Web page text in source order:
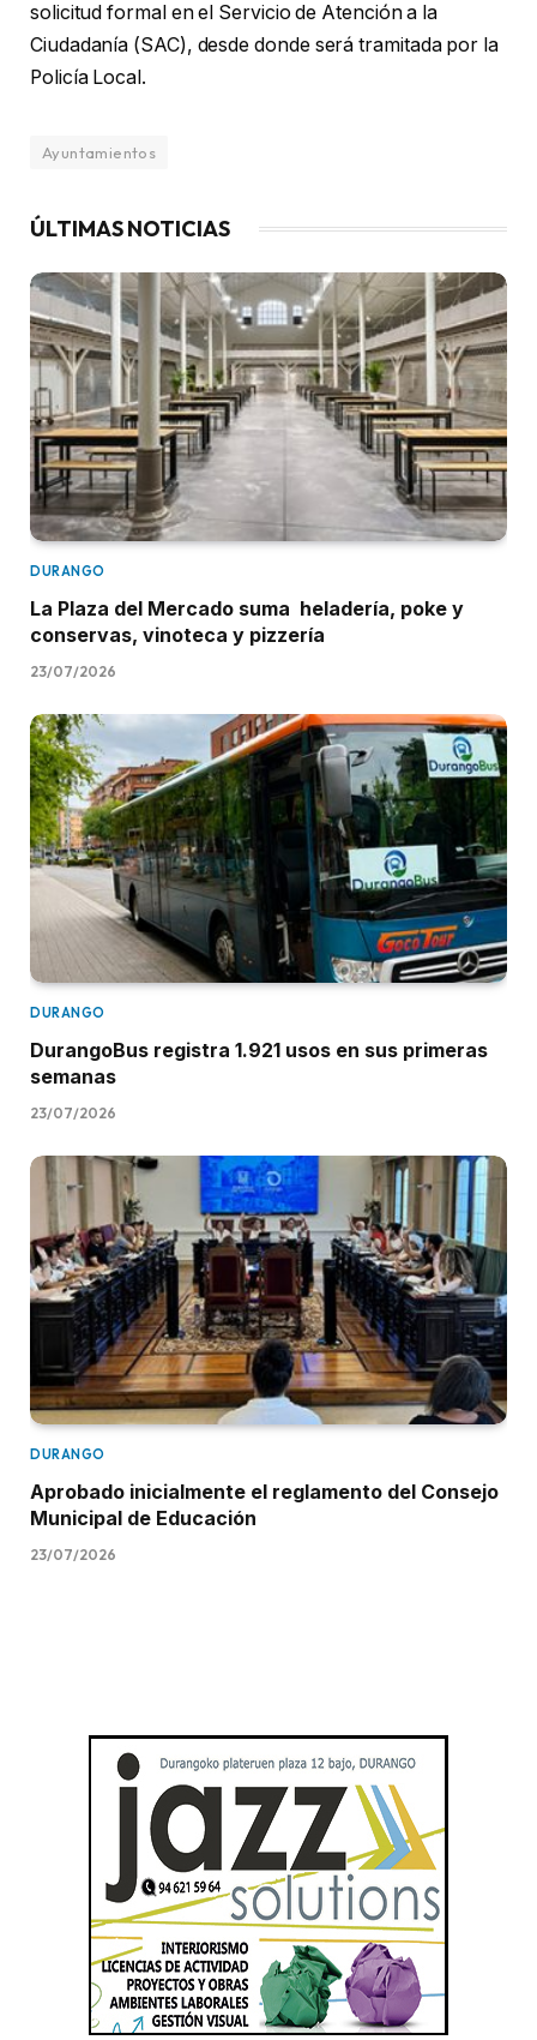
solicitud formal en el Servicio de Atención a la
Ciudadanía (SAC), desde donde será tramitada por la
Policía Local.
Ayuntamientos
ÚLTIMAS NOTICIAS
DURANGO
La Plaza del Mercado suma heladería, poke y
conservas, vinoteca y pizzería
23/07/2026
DURANGO
DurangoBus registra 1.921 usos en sus primeras
semanas
23/07/2026
DURANGO
Aprobado inicialmente el reglamento del Consejo
Municipal de Educación
23/07/2026